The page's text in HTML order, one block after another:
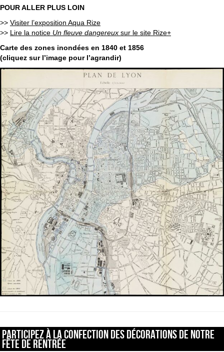
POUR ALLER PLUS LOIN
>> Visiter l’exposition Aqua Rize
>> Lire la notice Un fleuve dangereux sur le site Rize+
Carte des zones inondées en 1840 et 1856
(cliquez sur l’image pour l’agrandir)
Participez à la confection des décorations de notre
fête de rentrée